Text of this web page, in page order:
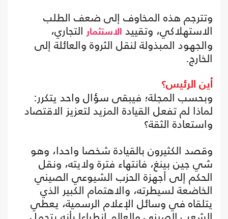
وتترجم هذه المخاوف إلى ضعف الطلب
الاستهلاكي، وتقييد الاستثمار التجاري،
والجهود المبذولة لنقل الثروة والعائلة إلى
الخارج.
أين الرئيس؟
وبحسب المجلة؛ فيبقى سؤال واحد يتكرر:
لماذا لم تفعل القيادة المزيد لتعزيز الاقتصاد
واستعادة الثقة؟
وقصد الكثيرون بالقيادة شخصا واحدا، وهو
شي جين بينغ، فانتهاء فترة ولايته، ونقل
الحكم إلى أجهزة الحزب الشيوعي الصيني
الخاضعة لسيطرته، والاهتمام الكبير الذي
يتلقاه في وسائل الإعلام الرسمية، يعطي